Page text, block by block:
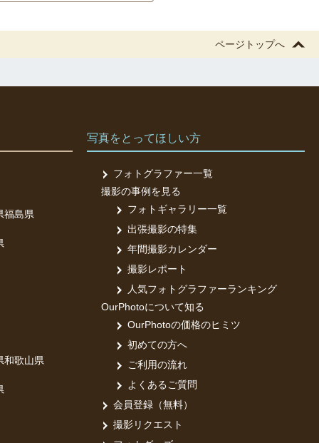
ページトップへ
福島県
和歌山県
写真をとってほしい方
フォトグラファー一覧
撮影の事例を見る
フォトギャラリー一覧
出張撮影の特集
年間撮影カレンダー
撮影レポート
人気フォトグラファーランキング
OurPhotoについて知る
OurPhotoの価格のヒミツ
初めての方へ
ご利用の流れ
よくあるご質問
会員登録（無料）
撮影リクエスト